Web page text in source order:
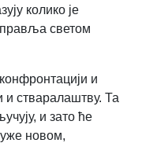
колико је
светом
и
стваралаштву. Та
и зато ће
новом,